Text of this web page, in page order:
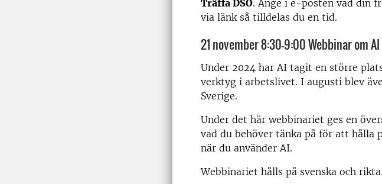
Träffa DSO. Ange i e-posten vad din
via länk så tilldelas du en tid.
21 november 8:30–9:00 Webbinar om AI
Under 2024 har AI tagit en större
verktyg i arbetslivet. I augusti blev
Sverige.
Under det här webbinariet ges en
vad du behöver tänka på för att hålla
när du använder AI.
Webbinariet hålls på svenska och